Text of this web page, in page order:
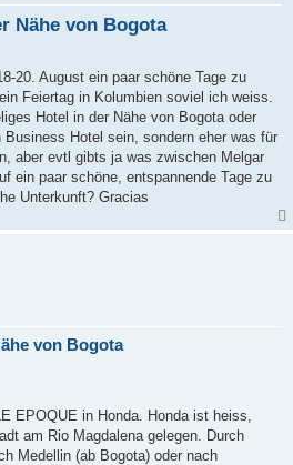
Nähe von Bogota
20. August ein paar schöne Tage zu
Feiertag in Kolumbien soviel ich weiss.
Hotel in der Nähe von Bogota oder
Business Hotel sein, sondern eher was für
aber evtl gibts ja was zwischen Melgar
ein paar schöne, entspannende Tage zu
Unterkunft? Gracias
von Bogota
EPOQUE in Honda. Honda ist heiss,
am Rio Magdalena gelegen. Durch
Medellin (ab Bogota) oder nach